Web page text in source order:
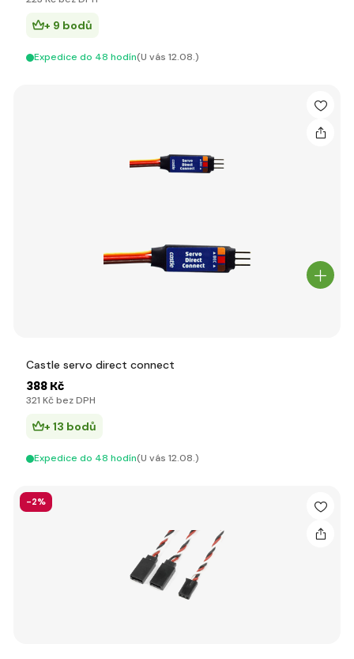
+ 9 bodů
Expedice do 48 hodín(U vás 12.08.)
Castle servo direct connect
388 Kč
321 Kč bez DPH
+ 13 bodů
Expedice do 48 hodín(U vás 12.08.)
-2%